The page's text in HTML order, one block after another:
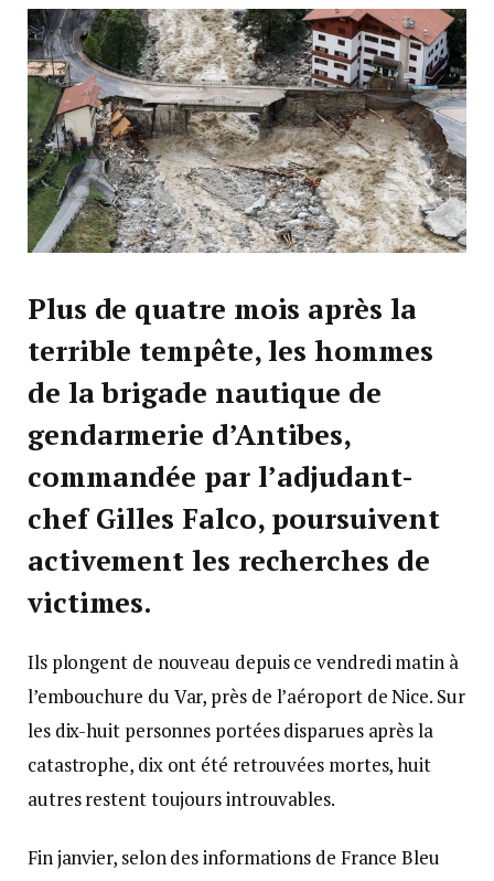
Plus de quatre mois après la
terrible tempête, les hommes
de la brigade nautique de
gendarmerie d’Antibes,
commandée par l’adjudant-
chef Gilles Falco, poursuivent
activement les recherches de
victimes.
Ils plongent de nouveau depuis ce vendredi matin à
l’embouchure du Var, près de l’aéroport de Nice. Sur
les dix-huit personnes portées disparues après la
catastrophe, dix ont été retrouvées mortes, huit
autres restent toujours introuvables.
Fin janvier, selon des informations de France Bleu